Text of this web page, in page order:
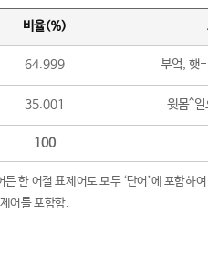
비율(%)
64.999 부엌, 햇
35.001 윗몸^
100
한 어절 표제어도 모두 ‘단어’에 포함하
어를 포함함.